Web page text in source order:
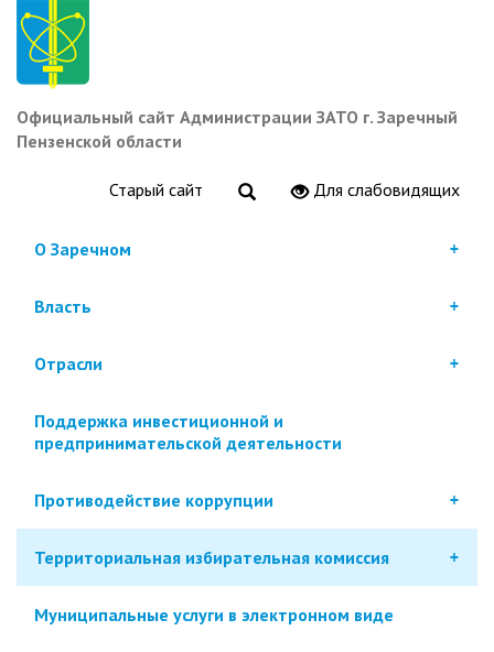
Перейти
основному
содержанию
Официальный сайт Администрации ЗАТО г. Заречный
Пензенской области
Старый сайт Для слабовидящих
О Заречном
Власть
Отрасли
Поддержка инвестиционной и
предпринимательской деятельности
Противодействие коррупции
Территориальная избирательная комиссия
Муниципальные услуги в электронном виде